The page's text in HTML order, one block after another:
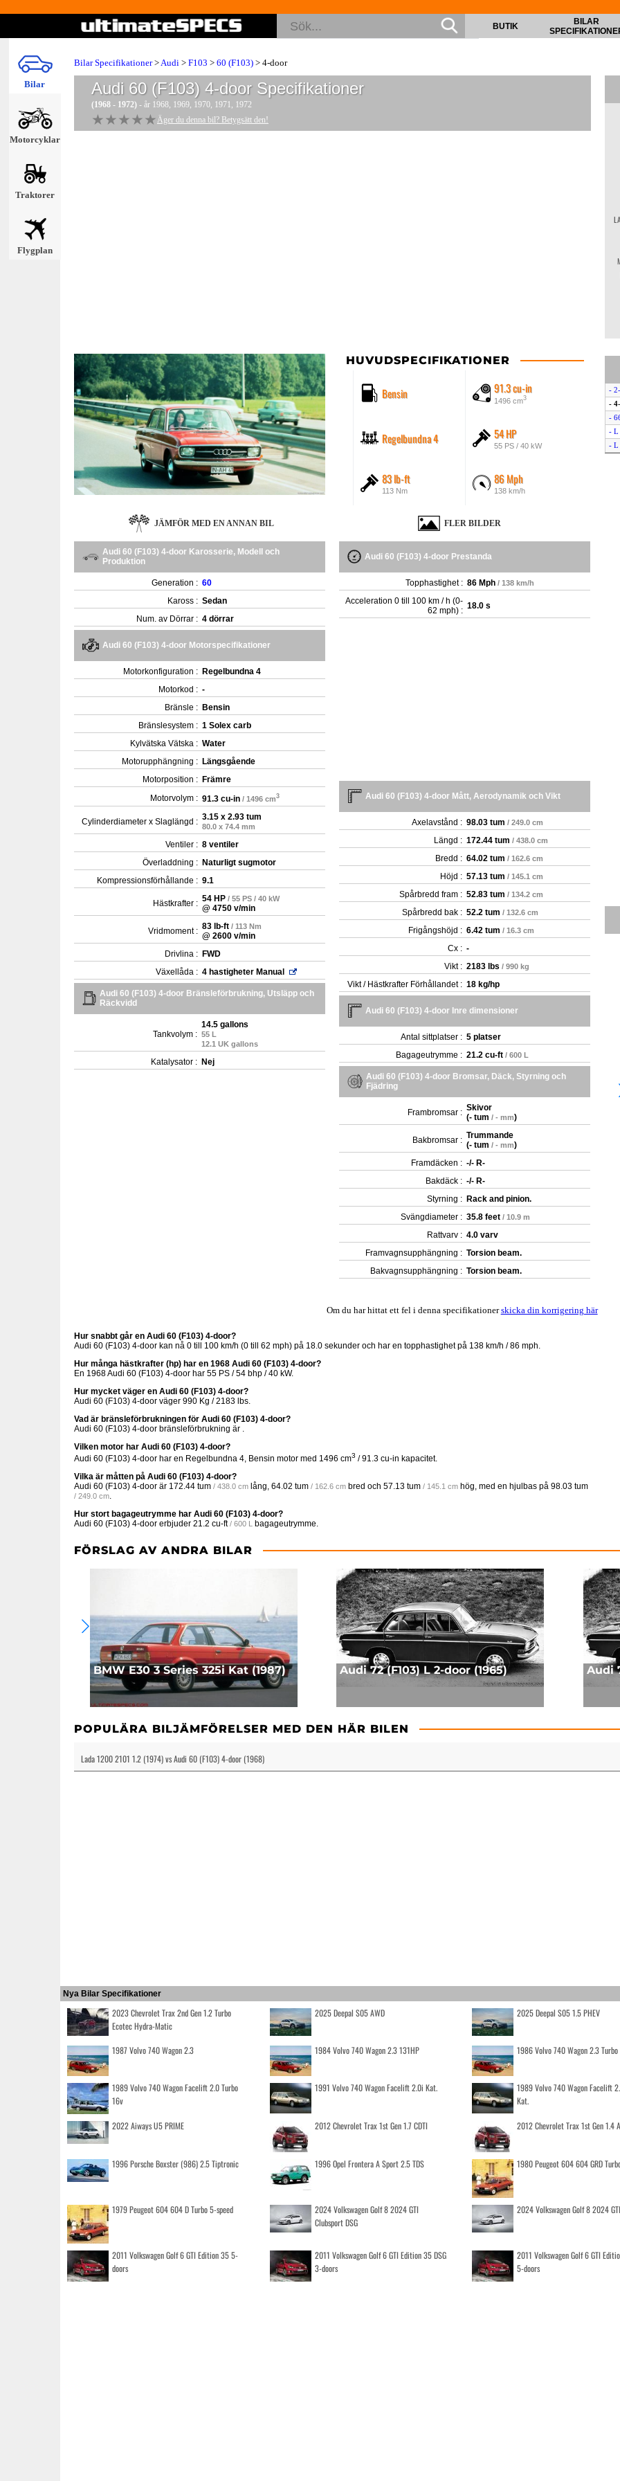
Bilar
Motorcyklar
Traktorer
Flygplan
BUTIK
BILAR
Bilar Specifikationer>Audi > F103 > 60 (F103) > 4-door
Audi 60 (F103) 4-doorSpecifikationer
(1968 - 1972) - år 1968, 1969, 1970, 1971, 1972
★★★★★
★★★★★ Äger du denna bil? Betygsätt den!
HUVUDSPECIFIKATIONER
Bensin 91.3 cu-in
1496 cm3
Regelbundna 4 54 HP
55 PS / 40 kW
83 lb-ft
113 Nm
86 Mph
138 km/h
JÄMFÖR MED EN ANNAN BIL FLER BILDER
Audi 60 (F103) 4-door Karosserie, Modell och
Produktion
Generation : 60
Kaross : Sedan
Num. av Dörrar : 4 dörrar
Audi 60 (F103) 4-door Motorspecifikationer
Motorkonfiguration : Regelbundna 4
Motorkod : -
Bränsle : Bensin
Bränslesystem : 1 Solex carb
Kylvätska Vätska : Water
Motorupphängning : Längsgående
Motorposition : Främre
Motorvolym : 91.3 cu-in / 1496 cm3
Cylinderdiameter x Slaglängd : 3.15 x 2.93 tum
80.0 x 74.4 mm
Ventiler : 8 ventiler
Överladdning : Naturligt sugmotor
Kompressionsförhållande : 9.1
Hästkrafter : 54 HP / 55 PS / 40 kW
@ 4750 v/min
Vridmoment : 83 lb-ft / 113 Nm
@ 2600 v/min
Drivlina : FWD
Växellåda : 4 hastigheter Manual
Audi 60 (F103) 4-door Bränsleförbrukning, Utsläpp och
Räckvidd
Tankvolym :
14.5 gallons
55 L
12.1 UK gallons
Katalysator : Nej
Audi 60 (F103) 4-door Prestanda
Topphastighet : 86 Mph / 138 km/h
Acceleration 0 till 100 km / h (0-
62 mph) : 18.0 s
Audi 60 (F103) 4-door Mått, Aerodynamik och Vikt
Axelavstånd : 98.03 tum / 249.0 cm
Längd : 172.44 tum / 438.0 cm
Bredd : 64.02 tum / 162.6 cm
Höjd : 57.13 tum / 145.1 cm
Spårbredd fram : 52.83 tum / 134.2 cm
Spårbredd bak : 52.2 tum / 132.6 cm
Frigångshöjd : 6.42 tum / 16.3 cm
Cx : -
Vikt : 2183 lbs / 990 kg
Vikt / Hästkrafter Förhållandet : 18 kg/hp
Audi 60 (F103) 4-door Inre dimensioner
Antal sittplatser : 5 platser
Bagageutrymme : 21.2 cu-ft / 600 L
Audi 60 (F103) 4-door Bromsar, Däck, Styrning och
Fjädring
Frambromsar : Skivor
(- tum / - mm)
Bakbromsar : Trummande
(- tum / - mm)
Framdäcken : -/- R-
Bakdäck : -/- R-
Styrning : Rack and pinion.
Svängdiameter : 35.8 feet / 10.9 m
Rattvarv : 4.0 varv
Framvagnsupphängning : Torsion beam.
Bakvagnsupphängning : Torsion beam.
Om du har hittat ett fel i denna specifikationerskicka din korrigering här
Hur snabbt går en Audi 60 (F103) 4-door?
Audi 60 (F103) 4-door kan nå 0 till 100 km/h (0 till 62 mph) på 18.0 sekunder och har en topphastighet på 138 km/h / 86 mph.
Hur många hästkrafter (hp) har en 1968 Audi 60 (F103) 4-door?
En 1968 Audi 60 (F103) 4-door har 55 PS / 54 bhp / 40 kW.
Hur mycket väger en Audi 60 (F103) 4-door?
Audi 60 (F103) 4-door väger 990 Kg / 2183 lbs.
Vad är bränsleförbrukningen för Audi 60 (F103) 4-door?
Audi 60 (F103) 4-door bränsleförbrukning är .
Vilken motor har Audi 60 (F103) 4-door?
Audi 60 (F103) 4-door har en Regelbundna 4, Bensin motor med 1496 cm3 / 91.3 cu-in kapacitet.
Vilka är måtten på Audi 60 (F103) 4-door?
Audi 60 (F103) 4-door är 172.44 tum / 438.0 cm lång, 64.02 tum / 162.6 cm bred och 57.13 tum / 145.1 cm hög, med en hjulbas på 98.03 tum
/ 249.0 cm.
Hur stort bagageutrymme har Audi 60 (F103) 4-door?
Audi 60 (F103) 4-door erbjuder 21.2 cu-ft / 600 L bagageutrymme.
-
-
-
- L
- L
FÖRSLAG AV ANDRA BILAR
BMW E30 3 Series 325i Kat (1987) Audi 72 (F103) L 2-door (1965) Audi
POPULÄRA BILJÄMFÖRELSER MED DEN HÄR BILEN
Lada 1200 2101 1.2 (1974) vs Audi 60 (F103) 4-door (1968)
Nya Bilar Specifikationer
2023 Chevrolet Trax 2nd Gen 1.2 Turbo
Ecotec Hydra-Matic
2025 Deepal S05 AWD 2025 Deepal S05 1.5 PHEV
1987 Volvo 740 Wagon 2.3 1984 Volvo 740 Wagon 2.3 131HP 1986 Volvo 740 Wagon 2.3
1989 Volvo 740 Wagon Facelift 2.0 Turbo
16v
1991 Volvo 740 Wagon Facelift 2.0i Kat.
1989 Volvo 740 Wagon Facelift
Kat.
2022 Aiways U5 PRIME 2012 Chevrolet Trax 1st Gen 1.7 CDTI 2012 Chevrolet Trax 1st Gen 1.4
1996 Porsche Boxster (986) 2.5 Tiptronic 1996 Opel Frontera A Sport 2.5 TDS 1980 Peugeot 604 604 GRD
1979 Peugeot 604 604 D Turbo 5-speed
2024 Volkswagen Golf 8 2024 GTI
Clubsport DSG
2024 Volkswagen Golf 8 2024
2011 Volkswagen Golf 6 GTI Edition 35 5-
doors
2011 Volkswagen Golf 6 GTI Edition 35 DSG
3-doors
2011 Volkswagen Golf 6 GTI
5-doors